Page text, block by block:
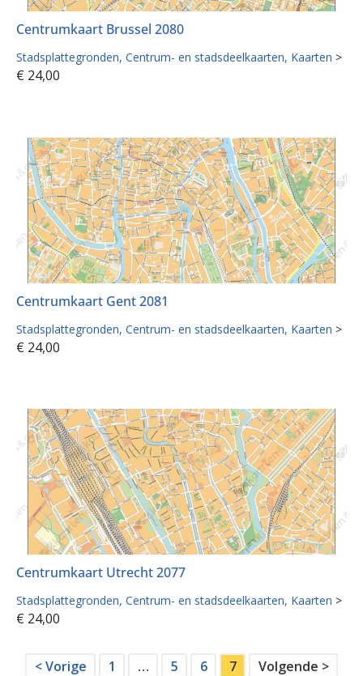
Centrumkaart Brussel 2080
Stadsplattegronden Centrum- en stadsdeelkaarten Kaarten >
€ 24,00
Centrumkaart Gent 2081
Stadsplattegronden Centrum- en stadsdeelkaarten Kaarten >
€ 24,00
Centrumkaart Utrecht 2077
Stadsplattegronden Centrum- en stadsdeelkaarten Kaarten >
€ 24,00
< Vorige 1 … 5 6 7 Volgende >